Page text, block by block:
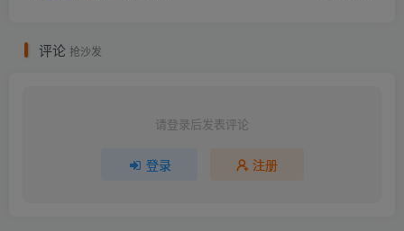
评论 抢沙发
请登录后发表评论
登录 注册